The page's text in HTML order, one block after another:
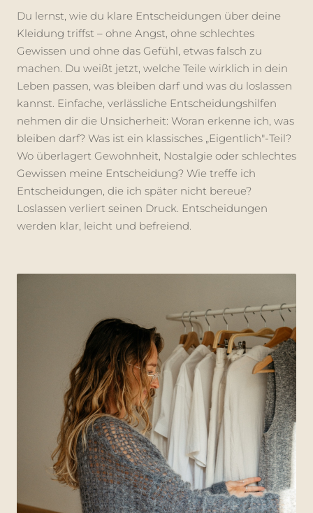
Du lernst, wie du klare Entscheidungen über deine
Kleidung triffst – ohne Angst, ohne schlechtes
Gewissen und ohne das Gefühl, etwas falsch zu
machen. Du weißt jetzt, welche Teile wirklich in dein
Leben passen, was bleiben darf und was du loslassen
kannst. Einfache, verlässliche Entscheidungshilfen
nehmen dir die Unsicherheit: Woran erkenne ich, was
bleiben darf? Was ist ein klassisches „Eigentlich"-Teil?
Wo überlagert Gewohnheit, Nostalgie oder schlechtes
Gewissen meine Entscheidung? Wie treffe ich
Entscheidungen, die ich später nicht bereue?
Loslassen verliert seinen Druck. Entscheidungen
werden klar, leicht und befreiend.